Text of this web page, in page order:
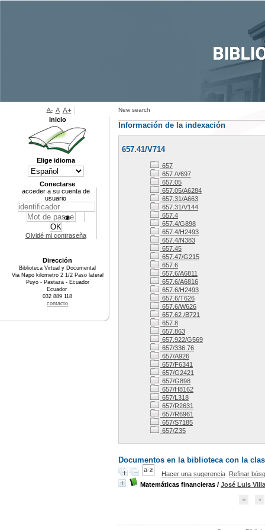
New search
Información de la indexación
657.41/V714
657
657 /V697
657.05
657.05/A6284
657.31/A663
657.31/V144
657.4
657.4/G898
657.4/H2493
657.4/N383
657.45
657.47/G215
657.6
657.6/A6811
657.6/A6816
657.6/H2493
657.6/T626
657.6/W626
657.62 /B721
657.8
657.863
657.922/G569
657/336.76
657/A926
657/F6341
657/G2421
657/G898
657/H8162
657/L318
657/R2631
657/R6961
657/S7185
657/Z35
Documentos en la biblioteca con la
Hacer una sugerencia Refinar
Matemáticas financieras / José Luis
A- A A+
Inicio
Elige idioma
Conectarse
acceder a su cuenta de
usuario
Olvidé mi contraseña
Dirección
Biblioteca Virtual y Documental
Via Napo kilometro 2 1/2 Paso lateral
Puyo - Pastaza - Ecuador
Ecuador
032 889 118
contacto